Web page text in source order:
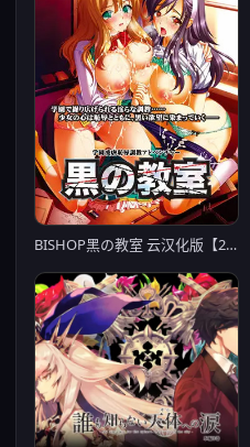
BISHOP黑の教室 云汉化版【20221230】